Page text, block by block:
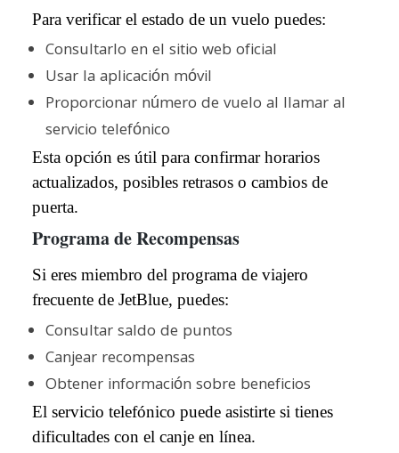
Para verificar el estado de un vuelo puedes:
Consultarlo en el sitio web oficial
Usar la aplicación móvil
Proporcionar número de vuelo al llamar al
servicio telefónico
Esta opción es útil para confirmar horarios
actualizados, posibles retrasos o cambios de
puerta.
Programa de Recompensas
Si eres miembro del programa de viajero
frecuente de JetBlue, puedes:
Consultar saldo de puntos
Canjear recompensas
Obtener información sobre beneficios
El servicio telefónico puede asistirte si tienes
dificultades con el canje en línea.